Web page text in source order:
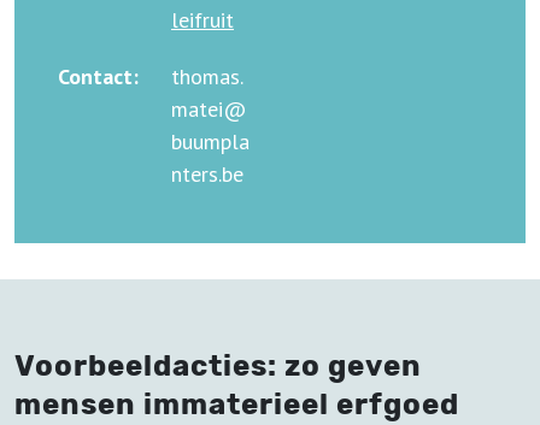
leifruit
Contact:
thomas.
matei@
buumpla
nters.be
Voorbeeldacties: zo geven
mensen immaterieel erfgoed